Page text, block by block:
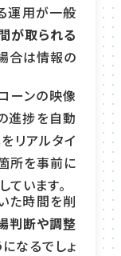
運用が一般
が取られる
合は情報の
ーンの映像
進捗を自動
リアルタイ
所を事前に
います。
た時間を削
判断や調整
なるでしょ